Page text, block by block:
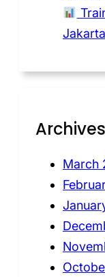
Jakarta
Archives
March